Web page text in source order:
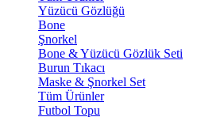
Yüzücü Gözlüğü
Bone
Şnorkel
Bone & Yüzücü Gözlük Seti
Burun Tıkacı
Maske & Şnorkel Set
Tüm Ürünler
Futbol Topu